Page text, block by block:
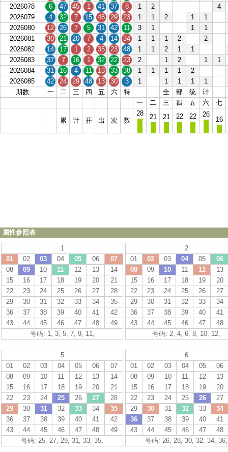
2026078
6 47 45 1 41 37 8 1 2
4
2026079
4 32 7 15 46 29 23 1 1 2 1
1
2026080
12 26 7 5 31 42 11 3 1 1
1
2026081
30 21 20 7 4 14 34 1 1 1 2
2
2026082
14 17 1 2 35 23 48 1 1 2 1
1
2026083
37 7 16 1 32 22 23 2 1 2 1
1
2026084
31 16 4 11 13 33 38 1 1 1 1
2
2026085
42 24 29 48 13 30 3 1 1 1 1
1
期数
一 二 三 四 五 六 特 全 部 统
计
一
二 三 四 五 六 七
累 计 开 出 次 数
28 21 21 22 22 26
16
属性参照表
1
01
02 03 04 05 06
07
08
09 10 11 12 13
14
15
16 17 18 19 20
21
22
23 24 25 26 27
28
29
30 31 32 33 34
35
36
37 38 39 40 41
42
43
44 45 46 47 48
49
号码: 1, 3, 5, 7, 9, 11,
2
01
02 03 04 05
06
08
09 10 11 12
13
15
16 17 18 19
20
22
23 24 25 26
27
29
30 31 32 33
34
36
37 38 39 40
41
43
44 45 46 47
48
号码: 2, 4, 6, 8, 10, 12,
5
01
02 03 04 05 06
07
08
09 10 11 12 13
14
15
16 17 18 19 20
21
22
23 24 25 26 27
28
29
30 31 32 33 34
35
36
37 38 39 40 41
42
43
44 45 46 47 48
49
号码: 25, 27, 29, 31, 33, 35,
6
01
02 03 04 05
06
08
09 10 11 12
13
15
16 17 18 19
20
22
23 24 25 26
27
29
30 31 32 33
34
36
37 38 39 40
41
43
44 45 46 47
48
号码: 26, 28, 30, 32, 34, 36,